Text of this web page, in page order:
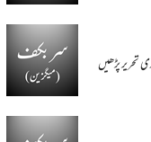
تحریر پڑھیں